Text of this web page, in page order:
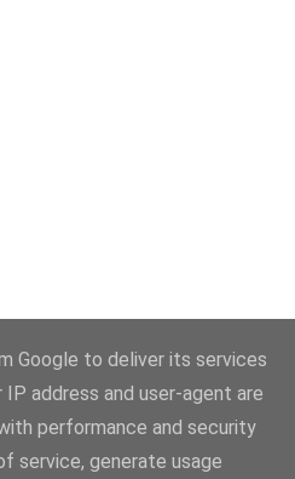
Google to deliver its services
address and user-agent are
performance and security
service, generate usage